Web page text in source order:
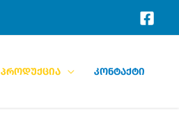
პროდუქცია კონტაქტი